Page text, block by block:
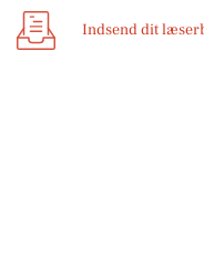
Indsend dit